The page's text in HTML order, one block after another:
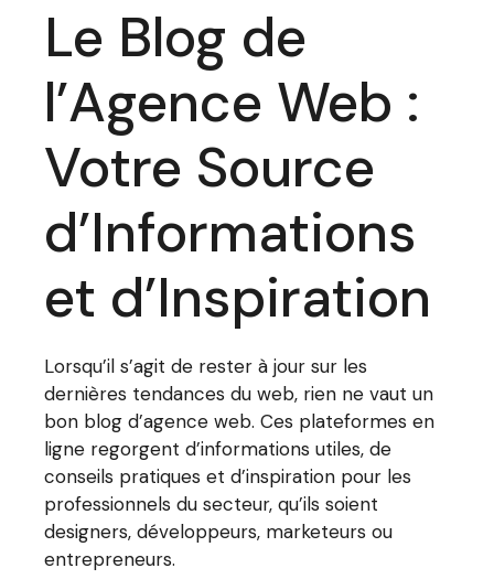
Le Blog de
l’Agence Web :
Votre Source
d’Informations
et d’Inspiration
Lorsqu’il s’agit de rester à jour sur les
dernières tendances du web, rien ne vaut un
bon blog d’agence web. Ces plateformes en
ligne regorgent d’informations utiles, de
conseils pratiques et d’inspiration pour les
professionnels du secteur, qu’ils soient
designers, développeurs, marketeurs ou
entrepreneurs.